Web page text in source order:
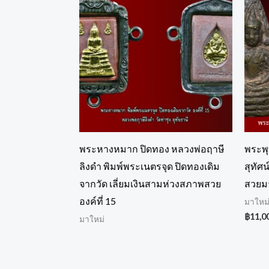
พระหางหมาก ปิดทอง หลวงพ่อฤาษี
ลิงดำ พิมพ์พระเนตรจุด ปิดทองเดิม
จากวัด เลี่ยมเงินสามห่วงสภาพสวย
องค์ที่ 15
มาใหม่
พระ
สุทัศ
สวย
มาใหม่
฿